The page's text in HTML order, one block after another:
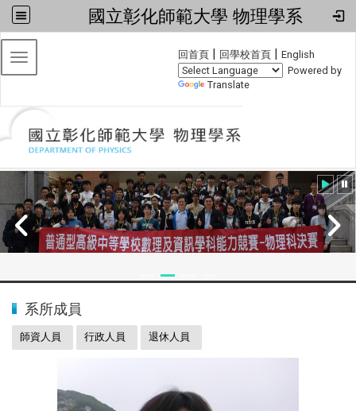
國立彰化師範大學 物理學系
回首頁 | 回學校首頁 | English
Powered by
Translate
Toggle navigation
系所成員
師資人員 行政人員 退休人員